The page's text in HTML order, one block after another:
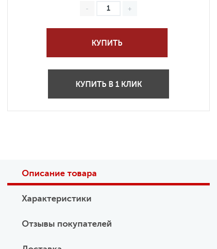
КУПИТЬ
КУПИТЬ В 1 КЛИК
Описание товара
Характеристики
Отзывы покупателей